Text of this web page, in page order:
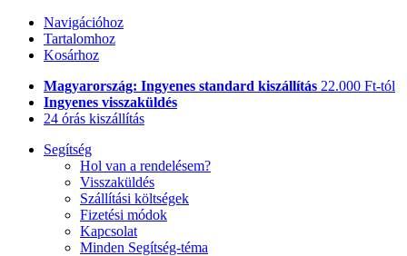
Navigációhoz
Tartalomhoz
Kosárhoz
Magyarország: Ingyenes standard kiszállítás 22.000 Ft-tól
Ingyenes visszaküldés
24 órás kiszállítás
Segítség
Hol van a rendelésem?
Visszaküldés
Szállítási költségek
Fizetési módok
Kapcsolat
Minden Segítség-téma